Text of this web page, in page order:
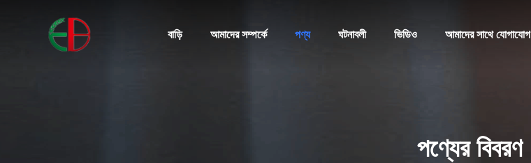
বাড়ি আমাদের সম্পর্কে পণ্য ঘটনাবলী ভিডিও আমাদের সাথে যোগাযোগ
পণ্যের বিবরণ